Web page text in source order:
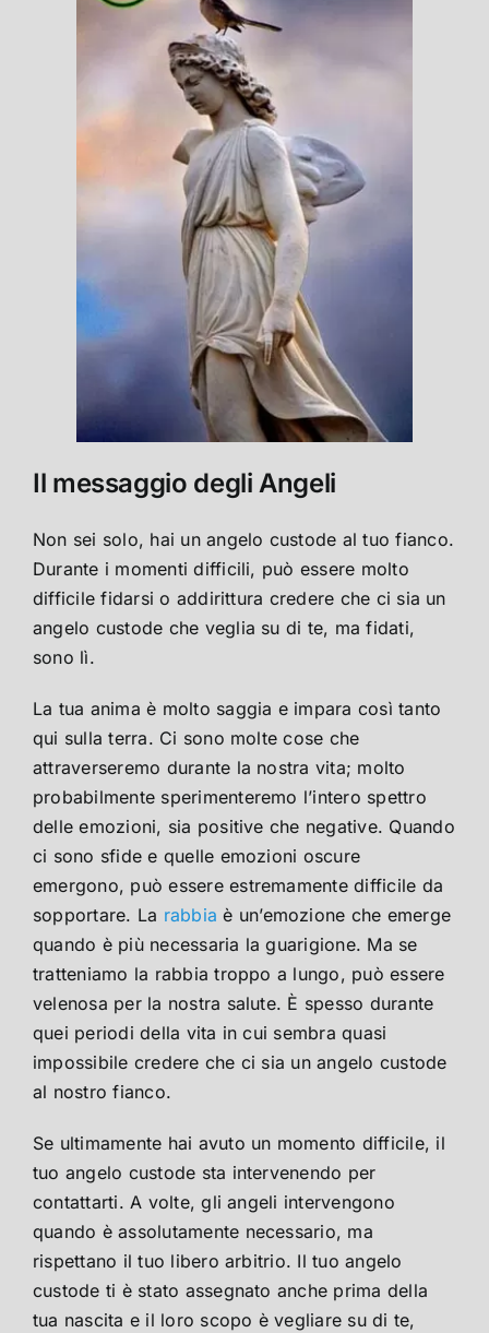
Il messaggio degli Angeli
Non sei solo, hai un angelo custode al tuo fianco.
Durante i momenti difficili, può essere molto
difficile fidarsi o addirittura credere che ci sia un
angelo custode che veglia su di te, ma fidati,
sono lì.
La tua anima è molto saggia e impara così tanto
qui sulla terra. Ci sono molte cose che
attraverseremo durante la nostra vita; molto
probabilmente sperimenteremo l’intero spettro
delle emozioni, sia positive che negative. Quando
ci sono sfide e quelle emozioni oscure
emergono, può essere estremamente difficile da
sopportare. La rabbia è un’emozione che emerge
quando è più necessaria la guarigione. Ma se
tratteniamo la rabbia troppo a lungo, può essere
velenosa per la nostra salute. È spesso durante
quei periodi della vita in cui sembra quasi
impossibile credere che ci sia un angelo custode
al nostro fianco.
Se ultimamente hai avuto un momento difficile, il
tuo angelo custode sta intervenendo per
contattarti. A volte, gli angeli intervengono
quando è assolutamente necessario, ma
rispettano il tuo libero arbitrio. Il tuo angelo
custode ti è stato assegnato anche prima della
tua nascita e il loro scopo è vegliare su di te,